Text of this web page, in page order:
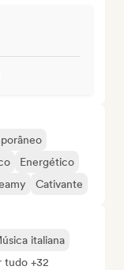
Energético
Cativante
italiana
tudo +32